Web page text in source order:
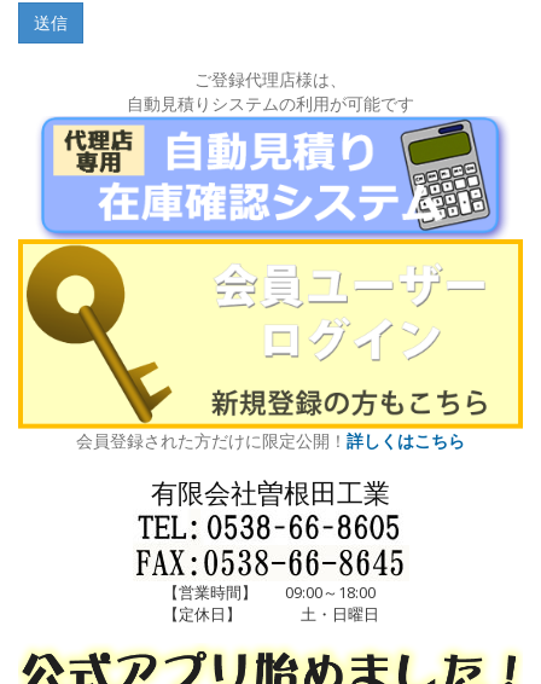
送信
ご登録代理店様は、
自動見積りシステムの利用が可能です
会員登録された方だけに限定公開！ 詳しくはこちら
有限会社曽根田工業
【営業時間】
【定休日】
09:00～18:00
土・日曜日